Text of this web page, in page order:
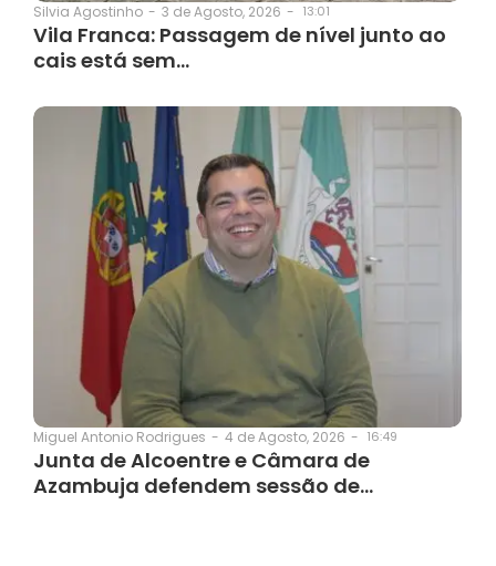
Silvia Agostinho - 3 de Agosto, 2026 - 13:01
Vila Franca: Passagem de nível junto ao
cais está sem…
Miguel Antonio Rodrigues - 4 de Agosto, 2026 - 16:49
Junta de Alcoentre e Câmara de
Azambuja defendem sessão de…